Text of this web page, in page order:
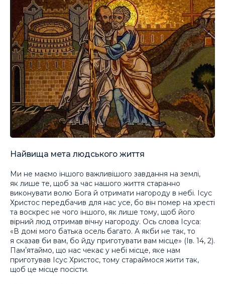
Найвища мета людського життя
Ми не маємо іншого важливішого завдання на землі,
як лише те, щоб за час нашого життя старанно
виконувати волю Бога й отримати нагороду в небі. Ісус
Христос передбачив для нас усе, бо він помер на хресті
та воскрес не чого іншого, як лише тому, щоб його
вірний люд отримав вічну нагороду. Ось слова Ісуса:
«В домі мого батька осель багато. А якби не так, то
я сказав би вам, бо йду приготувати вам місце» (Ів. 14, 2).
Памʼятаймо, що нас чекає у небі місце, яке нам
приготував Ісус Христос, тому стараймося жити так,
щоб це місце посісти.